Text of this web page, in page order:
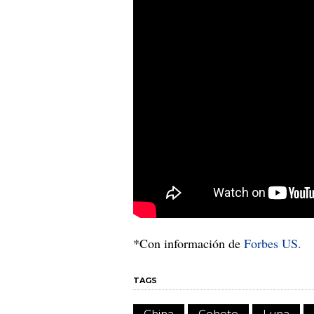
*Con información de Forbes US.
TAGS